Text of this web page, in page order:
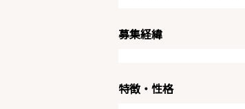
募集経緯
特徴・性格